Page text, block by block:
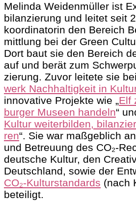
Melin­da Wei­den­mül­ler ist
bi­lan­zie­rung und lei­tet seit
ko­or­di­na­to­rin den Bereich
mitt­lung bei der Green
Dort baut sie den Bereich
auf und berät zum
zie­rung. Zuvor lei­te­te sie
werk Nach­hal­tig­keit in
inno­va­ti­ve Pro­jek­te wie „Elf
bur­ger Muse­en han­deln“
Kul­tur wei­ter­bil­den,
ren“. Sie war maß­geb­lich
und Betreu­ung des CO₂-
deut­sche Kul­tur, den
Deutsch­land, sowie der
CO₂-Kul­tur­stan­dards (nach
betei­ligt.